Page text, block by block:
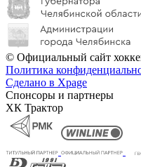
© Официальный сайт
Политика
Сделано в Xpage
Спонсоры и партнеры
ХК Трактор